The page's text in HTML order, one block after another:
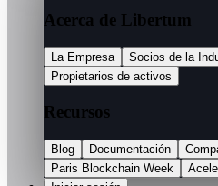
Acerca de Libertum
La Empresa Socios de la
Propietarios de activos
Recursos
Blog Documentación
Paris Blockchain Week